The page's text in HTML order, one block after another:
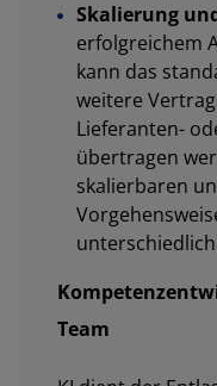
Skalierung
erfolgreichem
kann das
weitere
Lieferanten-
übertragen
skalierbaren
Team